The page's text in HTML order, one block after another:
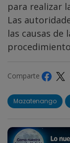
para realizar
Las
las causas de
Comparte
Mazatenango